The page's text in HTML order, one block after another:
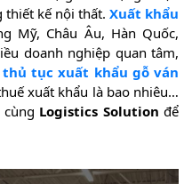
thiết kế nội thất. Xuất khẩu
Mỹ, Châu Âu, Hàn Quốc,
doanh nghiệp quan tâm,
thủ tục xuất khẩu gỗ ván
xuất khẩu là bao nhiêu…
Logistics Solution để